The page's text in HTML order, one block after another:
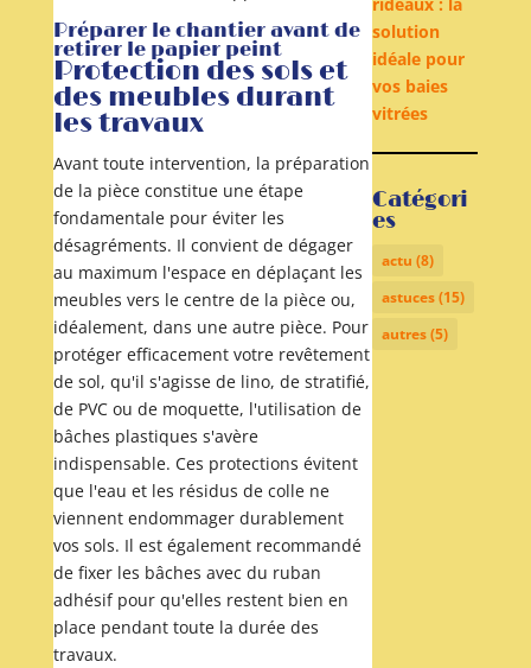
Préparer le chantier avant de
retirer le papier peint
Protection des sols et
des meubles durant
les travaux
Avant toute intervention, la préparation
de la pièce constitue une étape
fondamentale pour éviter les
désagréments. Il convient de dégager
au maximum l'espace en déplaçant les
meubles vers le centre de la pièce ou,
idéalement, dans une autre pièce. Pour
protéger efficacement votre revêtement
de sol, qu'il s'agisse de lino, de stratifié,
de PVC ou de moquette, l'utilisation de
bâches plastiques s'avère
indispensable. Ces protections évitent
que l'eau et les résidus de colle ne
viennent endommager durablement
vos sols. Il est également recommandé
de fixer les bâches avec du ruban
adhésif pour qu'elles restent bien en
place pendant toute la durée des
travaux.
solution
idéale pour
vos baies
vitrées
Catégori
es
actu (8)
astuces(15)
autres(5)